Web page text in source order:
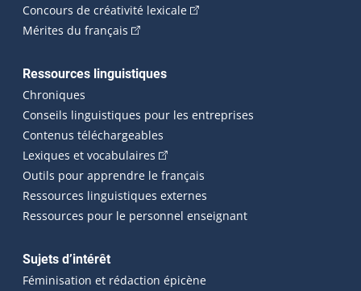
Concours de créativité lexicale(Cet hyperlien externe
Mérites du français (Cet hyperlien externe s'ouvrira dans une
Ressources linguistiques
Chroniques
Conseils linguistiques pour les entreprises
Contenus téléchargeables
Lexiques et vocabulaires (Cet hyperlien externe s'ouvrira
Outils pour apprendre le français
Ressources linguistiques externes
Ressources pour le personnel enseignant
Sujets d’intérêt
Féminisation et rédaction épicène